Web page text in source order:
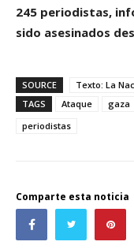
245 periodistas,
sido asesinados
SOURCE
Texto: La
TAGS
Ataque gaza
periodistas
Comparte esta noticia